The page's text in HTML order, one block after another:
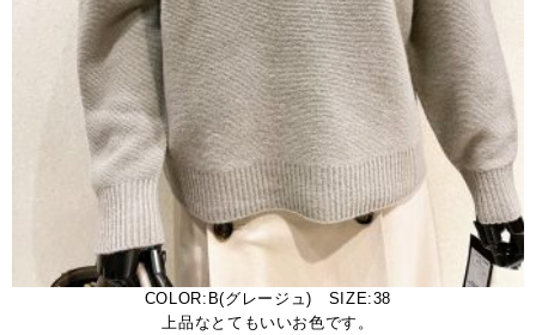
COLOR:B(グレージュ) SIZE:38
上品なとてもいいお色です。